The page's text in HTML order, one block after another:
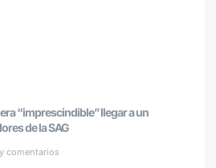
“imprescindible” llegar a un
de la SAG
comentarios